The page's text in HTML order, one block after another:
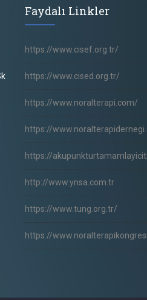
Faydalı Linkler
https://www.cisef.org.tr/
https://www.cised.org.tr/
https://www.noralterapi.com/
https://
https://
http://www.ynsa.com.tr
https://www.tung.org.tr/
https://